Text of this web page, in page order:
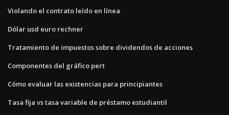
Violando el contrato leído en línea
Dólar usd euro rechner
Tratamiento de impuestos sobre dividendos de acciones
Componentes del gráfico pert
Cómo evaluar las existencias para principiantes
Tasa fija vs tasa variable de préstamo estudiantil